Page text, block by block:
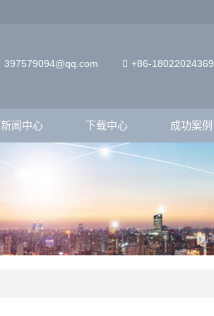
397579094@qq.com +86-18022024369
新闻中心 下载中心 成功案例